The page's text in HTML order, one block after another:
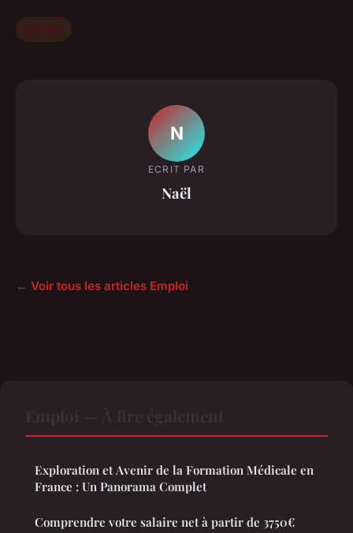
Emploi
N
ECRIT PAR
Naël
← Voir tous les articles Emploi
Exploration et Avenir de la Formation Médicale en
France : Un Panorama Complet
Comprendre votre salaire net à partir de 3750€